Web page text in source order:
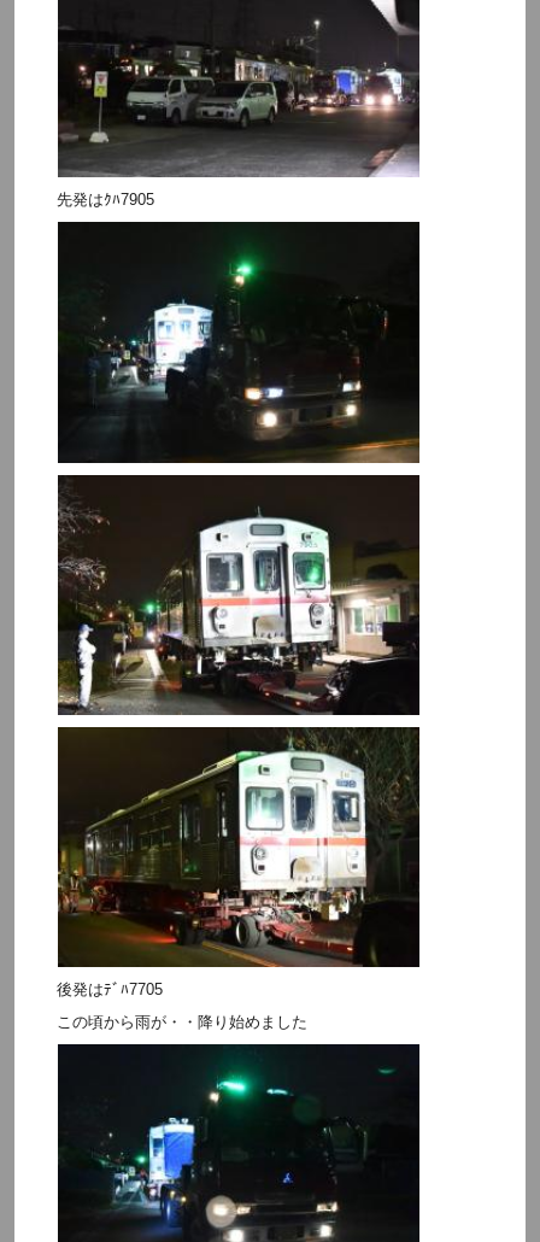
先発はｸﾊ7905
後発はﾃﾞﾊ7705
この頃から雨が・・降り始めました